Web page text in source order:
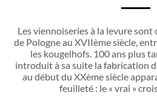
Les viennoiseries à la levure
de Pologne au XVIIème siècle,
les kougelhofs. 100 ans plus
introduit à sa suite la fabrication
au début du XXème siècle
feuilleté : le « vrai »